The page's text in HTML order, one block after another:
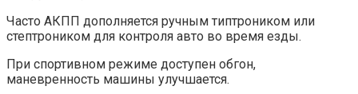
Часто АКПП дополняется ручным типтроником или
стептроником для контроля авто во время езды.
При спортивном режиме доступен обгон,
маневренность машины улучшается.